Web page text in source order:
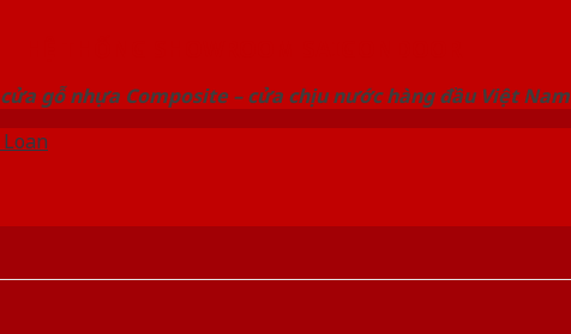
gỗ nhựa Composite – cửa chịu nước hàng đầu Việt Nam